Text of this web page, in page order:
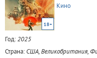
18+
Кино
Год:2025
Страна: США, Великобритания,